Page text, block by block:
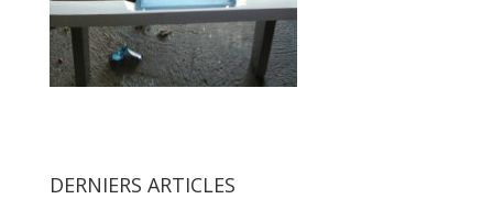
DERNIERS ARTICLES